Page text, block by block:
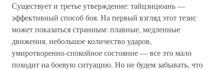
Существует и третье утверждение: тайцзицюань —
эффективный способ боя. На первый взгляд этот тезис
может показаться странным: плавные, медленные
движения, небольшое количество ударов,
умиротворенно-спокойное состояние — все это мало
походит на боевую ситуацию. Но не будем забывать, что